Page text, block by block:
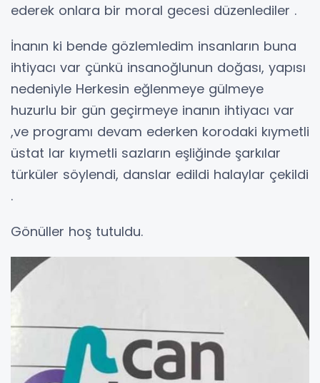
ederek onlara bir moral gecesi düzenlediler .
İnanın ki bende gözlemledim insanların buna
ihtiyacı var çünkü insanoğlunun doğası, yapısı
nedeniyle Herkesin eğlenmeye gülmeye
huzurlu bir gün geçirmeye inanın ihtiyacı var
,ve programı devam ederken korodaki kıymetli
üstat lar kıymetli sazların eşliğinde şarkılar
türküler söylendi, danslar edildi halaylar çekildi
.
Gönüller hoş tutuldu.